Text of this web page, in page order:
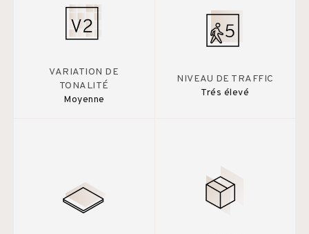
VARIATION DE
TONALITÉ
Moyenne
NIVEAU DE TRAFFIC
Trés élevé